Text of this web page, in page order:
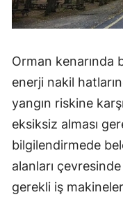
Orman kenarında
enerji nakil
yangın riskine
eksiksiz alması
bilgilendirmede
alanları
gerekli iş